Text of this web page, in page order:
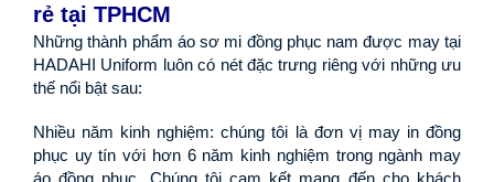
rẻ tại TPHCM
Những thành phẩm áo sơ mi đồng phục nam được may tại
HADAHI Uniform luôn có nét đặc trưng riêng với những ưu
thế nổi bật sau:
Nhiều năm kinh nghiệm: chúng tôi là đơn vị may in đồng
phục uy tín với hơn 6 năm kinh nghiệm trong ngành may
áo đồng phục. Chúng tôi cam kết mang đến cho khách